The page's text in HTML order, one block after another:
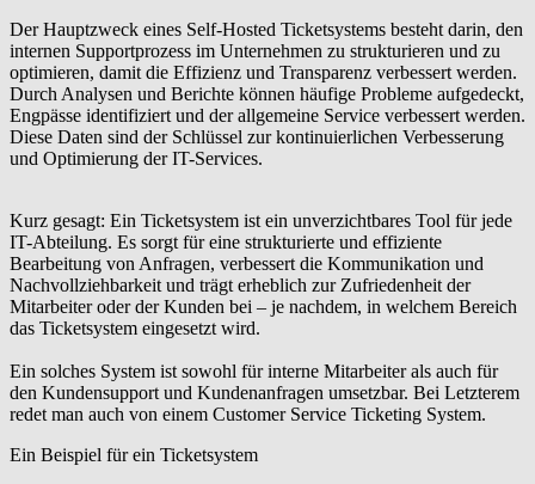
Der Hauptzweck eines Self-Hosted Ticketsystems besteht darin, den
internen Supportprozess im Unternehmen zu strukturieren und zu
optimieren, damit die Effizienz und Transparenz verbessert werden.
Durch Analysen und Berichte können häufige Probleme aufgedeckt,
Engpässe identifiziert und der allgemeine Service verbessert werden.
Diese Daten sind der Schlüssel zur kontinuierlichen Verbesserung
und Optimierung der IT-Services.
Kurz gesagt: Ein Ticketsystem ist ein unverzichtbares Tool für jede
IT-Abteilung. Es sorgt für eine strukturierte und effiziente
Bearbeitung von Anfragen, verbessert die Kommunikation und
Nachvollziehbarkeit und trägt erheblich zur Zufriedenheit der
Mitarbeiter oder der Kunden bei – je nachdem, in welchem Bereich
das Ticketsystem eingesetzt wird.
Ein solches System ist sowohl für interne Mitarbeiter als auch für
den Kundensupport und Kundenanfragen umsetzbar. Bei Letzterem
redet man auch von einem Customer Service Ticketing System.
Ein Beispiel für ein Ticketsystem